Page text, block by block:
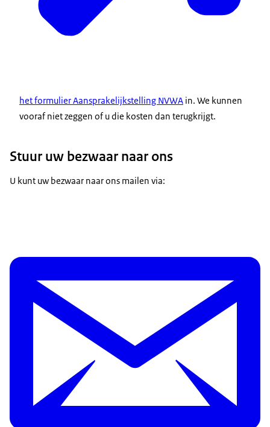
het formulier Aansprakelijkstelling NVWA in. We kunnen
vooraf niet zeggen of u die kosten dan terugkrijgt.
Stuur uw bezwaar naar ons
U kunt uw bezwaar naar ons mailen via: